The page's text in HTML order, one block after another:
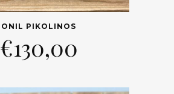
ONIL PIKOLINOS
€130,00